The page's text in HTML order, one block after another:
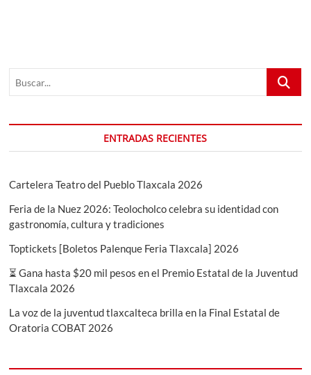
Buscar...
ENTRADAS RECIENTES
Cartelera Teatro del Pueblo Tlaxcala 2026
Feria de la Nuez 2026: Teolocholco celebra su identidad con
gastronomía, cultura y tradiciones
Toptickets [Boletos Palenque Feria Tlaxcala] 2026
⏳ Gana hasta $20 mil pesos en el Premio Estatal de la Juventud
Tlaxcala 2026
La voz de la juventud tlaxcalteca brilla en la Final Estatal de
Oratoria COBAT 2026